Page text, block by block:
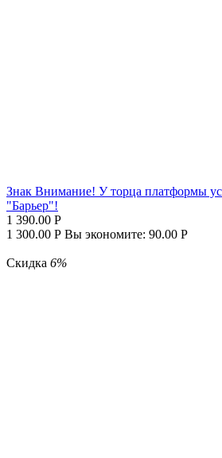
Знак Внимание! У торца платформы
"Барьер"!
1 390.00 Р
1 300.00 Р Вы экономите: 90.00 Р
Скидка 6%